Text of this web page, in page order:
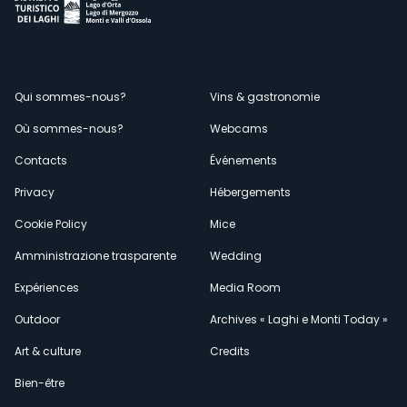
Menù
secondario
Qui sommes-nous?
Où sommes-nous?
Contacts
Privacy
Cookie Policy
Amministrazione trasparente
Expériences
Outdoor
Art & culture
Bien-être
Vins & gastronomie
Webcams
Événements
Hébergements
Mice
Wedding
Media Room
Archives « Laghi e Monti Today »
Credits